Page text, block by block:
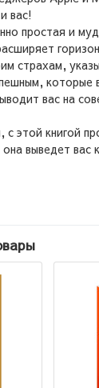
вас!
простая и
страхам,
которые
вас на
этой книгой
выведет вас